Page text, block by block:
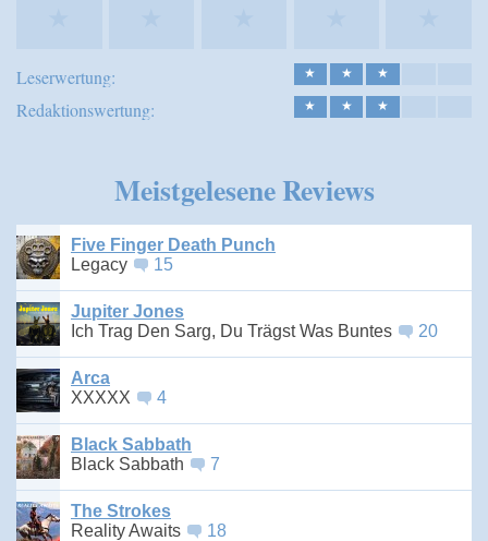
Leserwertung: ★ ★ ★
Redaktionswertung: ★ ★ ★
Meistgelesene Reviews
Five Finger Death Punch
Legacy
15
Jupiter Jones
Ich Trag Den Sarg, Du Trägst Was Buntes
20
Arca
XXXXX
4
Black Sabbath
Black Sabbath
7
The Strokes
Reality Awaits
18